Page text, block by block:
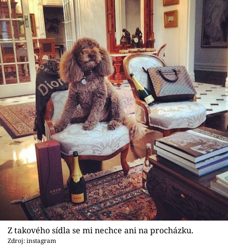
Z takového sídla se mi nechce ani na procházku.
Zdroj: instagram